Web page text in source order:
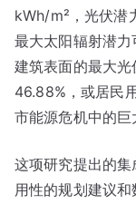
kWh/m²，光伏潜
最大太阳辐射潜
建筑表面的最大
46.88%，或居民
市能源危机中的巨
这项研究提出的
用性的规划建议